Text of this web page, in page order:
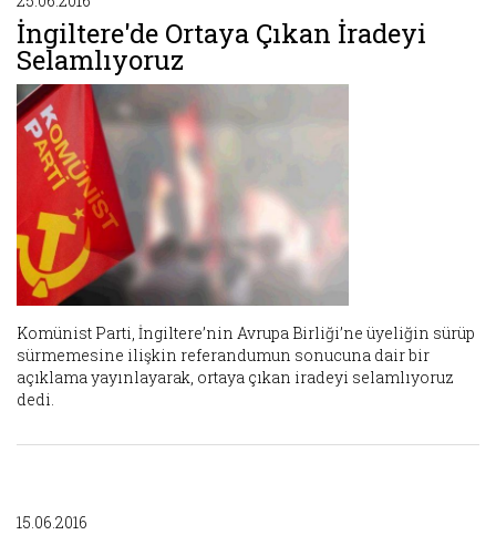
İngiltere'de Ortaya Çıkan İradeyi
Selamlıyoruz
Komünist Parti, İngiltere’nin Avrupa Birliği’ne üyeliğin sürüp
sürmemesine ilişkin referandumun sonucuna dair bir
açıklama yayınlayarak, ortaya çıkan iradeyi selamlıyoruz
dedi.
15.06.2016